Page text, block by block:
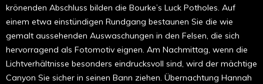
krönenden Abschluss bilden die Bourke’s Luck Potholes. Auf
einem etwa einstündigen Rundgang bestaunen Sie die wie
gemalt aussehenden Auswaschungen in den Felsen, die sich
hervorragend als Fotomotiv eignen. Am Nachmittag, wenn die
Lichtverhältnisse besonders eindrucksvoll sind, wird der mächtige
Canyon Sie sicher in seinen Bann ziehen. Übernachtung Hannah